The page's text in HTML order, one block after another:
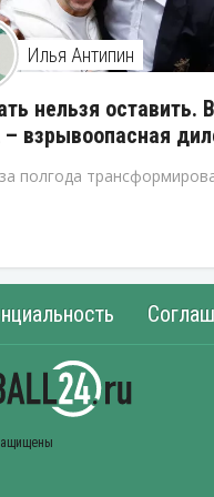
Илья Антипин
нельзя оставить. В
взрывоопасная
полгода